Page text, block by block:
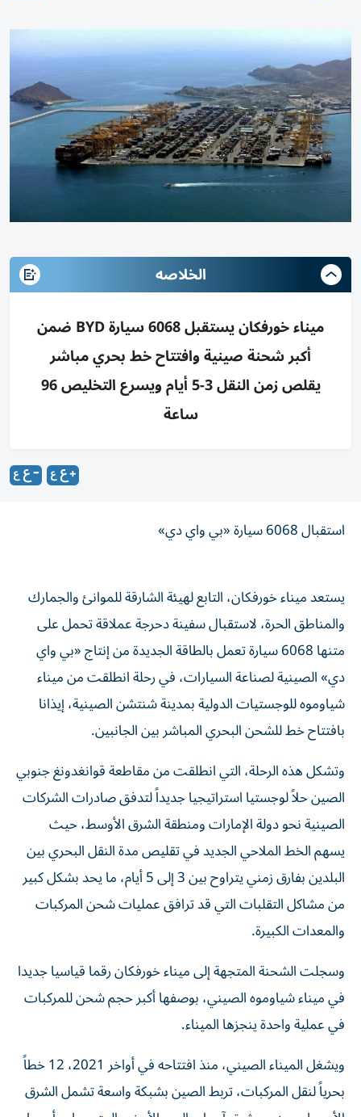
الخلاصه
ميناء خورفكان يستقبل 6068 سيارة BYD ضمن
أكبر شحنة صينية وافتتاح خط بحري مباشر
يقلص زمن النقل 3-5 أيام ويسرع التخليص 96
ساعة
استقبال 6068 سيارة «بي واي دي»
يستعد ميناء خورفكان، التابع لهيئة الشارقة للموانئ والجمارك
والمناطق الحرة، لاستقبال سفينة دحرجة عملاقة تحمل على
متنها 6068 سيارة تعمل بالطاقة الجديدة من إنتاج «بي واي
دي» الصينية لصناعة السيارات، في رحلة انطلقت من ميناء
شياوموه للوجستيات الدولية بمدينة شنتشن الصينية، إيذانا
بافتتاح خط للشحن البحري المباشر بين الجانبين.
وتشكل هذه الرحلة، التي انطلقت من مقاطعة قوانغدونغ جنوبي
الصين حلاً لوجستيا استراتيجيا جديداً لتدفق صادرات الشركات
الصينية نحو دولة الإمارات ومنطقة الشرق الأوسط، حيث
يسهم الخط الملاحي الجديد في تقليص مدة النقل البحري بين
البلدين بفارق زمني يتراوح بين 3 إلى 5 أيام، ما يحد بشكل كبير
من مشاكل التقلبات التي قد ترافق عمليات شحن المركبات
والمعدات الكبيرة.
وسجلت الشحنة المتجهة إلى ميناء خورفكان رقما قياسيا جديدا
في ميناء شياوموه الصيني، بوصفها أكبر حجم شحن للمركبات
في عملية واحدة ينجزها الميناء.
ويشغل الميناء الصيني، منذ افتتاحه في أواخر 2021، 12 خطاً
بحرياً لنقل المركبات، تربط الصين بشبكة واسعة تشمل الشرق